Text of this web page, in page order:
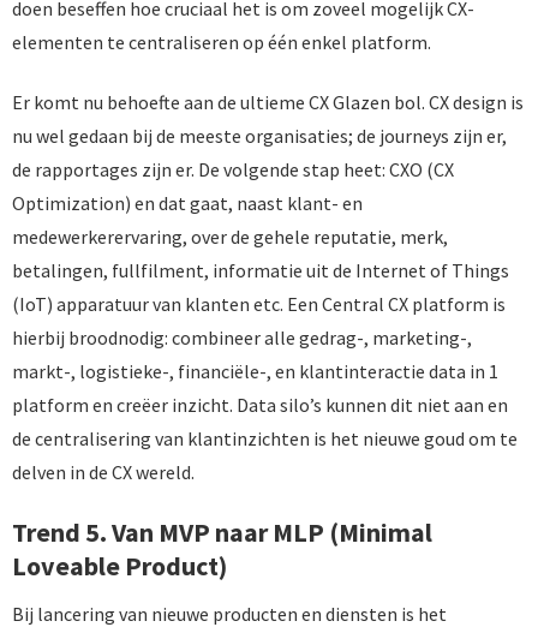
doen beseffen hoe cruciaal het is om zoveel mogelijk CX-
elementen te centraliseren op één enkel platform.
Er komt nu behoefte aan de ultieme CX Glazen bol. CX design is
nu wel gedaan bij de meeste organisaties; de journeys zijn er,
de rapportages zijn er. De volgende stap heet: CXO (CX
Optimization) en dat gaat, naast klant- en
medewerkerervaring, over de gehele reputatie, merk,
betalingen, fullfilment, informatie uit de Internet of Things
(IoT) apparatuur van klanten etc. Een Central CX platform is
hierbij broodnodig: combineer alle gedrag-, marketing-,
markt-, logistieke-, financiële-, en klantinteractie data in 1
platform en creëer inzicht. Data silo’s kunnen dit niet aan en
de centralisering van klantinzichten is het nieuwe goud om te
delven in de CX wereld.
Trend 5. Van MVP naar MLP (Minimal
Loveable Product)
Bij lancering van nieuwe producten en diensten is het